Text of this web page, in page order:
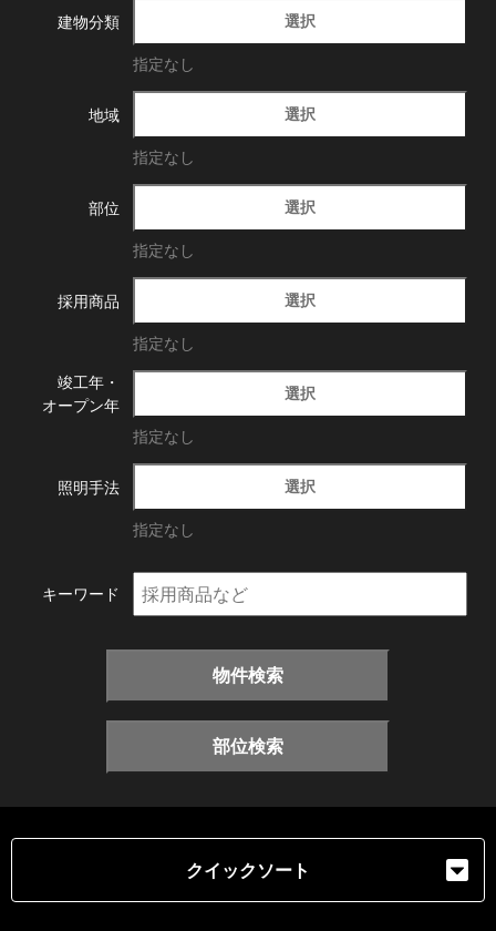
建物分類 選択
指定なし
地域 選択
指定なし
部位 選択
指定なし
採用商品 選択
指定なし
竣工年・
オープン年
選択
指定なし
照明手法 選択
指定なし
キーワード
物件検索
部位検索
クイックソート